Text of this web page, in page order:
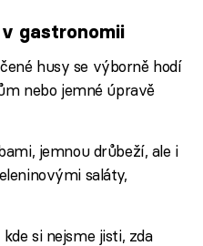
gastronomii
husy se výborně hodí
nebo jemné úpravě
jemnou drůbeží, ale i
saláty,
si nejsme jisti, zda